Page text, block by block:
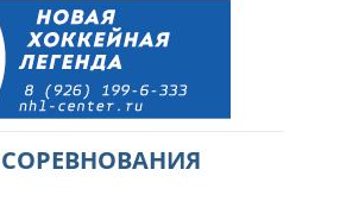
СОРЕВНОВАНИЯ